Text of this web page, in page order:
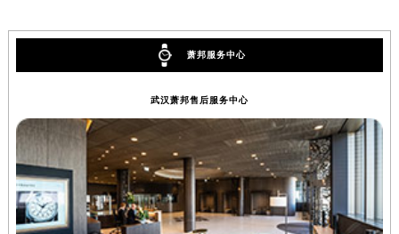
萧邦服务中心
武汉萧邦售后服务中心